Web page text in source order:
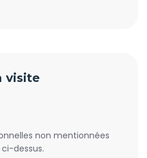
visite
non mentionnées
ci-dessus.